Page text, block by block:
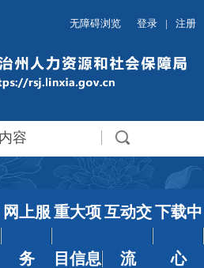
无障碍浏览 登录 | 注册
网上服
务
重大项
目信息
互动交
流
下载中
心